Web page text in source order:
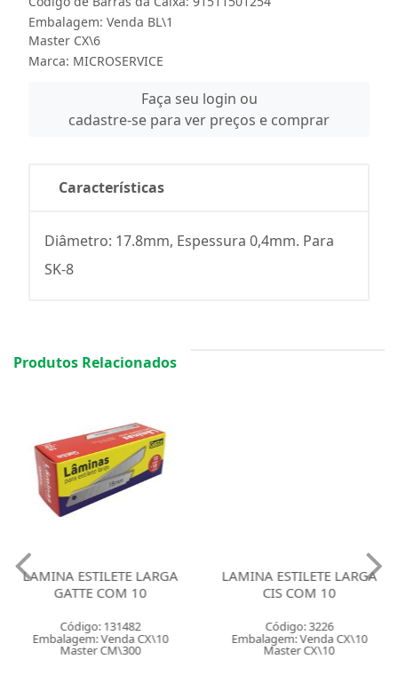
Embalagem: Venda BL\1
Master CX\6
Marca: MICROSERVICE
Faça seu login ou
cadastre-se para ver preços e comprar
Características
Diâmetro: 17.8mm, Espessura 0,4mm. Para
SK-8
Produtos Relacionados
LAMINA ESTILETE LARGA
GATTE COM 10
Código: 131482
Embalagem: Venda CX\10
Master CM\300
LAMINA ESTILETE LARGA
CIS COM 10
Código: 3226
Embalagem: Venda CX\10
Master CX\10